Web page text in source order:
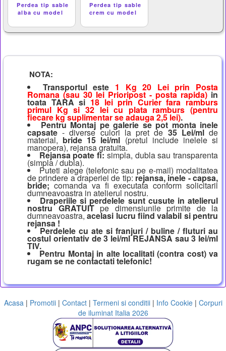
Perdea tip sable
alba cu model
Perdea tip sable
crem cu model
NOTA:
Transportul este 1 Kg 20 Lei prin Posta
Romana (sau 30 lei Prioripost - posta rapida) in
toata TARA si 18 lei prin Curier fara ramburs
primul Kg si 32 lei cu plata ramburs (pentru
fiecare kg suplimentar se adauga 2,5 lei).
Pentru Montaj pe galerie se pot monta inele
capsate - diverse culori la pret de 35 Lei/mlde
material, bride 15 lei/ml (pretul include inelele si
manopera), rejansa gratuita.
Rejansa poate fi: simpla, dubla sau transparenta
(simpla / dubla).
Puteti alege (telefonic sau pe e-mail) modalitatea
de prindere a draperiei de tip: rejansa, inele - capsa,
bride; comanda va fi executata conform solicitarii
dumneavoastra in atelierul nostru.
Draperiile si perdelele sunt cusute in atelierul
nostru GRATUITpe dimensiunile primite de la
dumneavoastra, acelasi lucru fiind valabil si pentru
rejansa !
Perdelele cu ate si franjuri / buline / fluturi au
costul orientativ de 3 lei/ml REJANSA sau 3 lei/ml
TIV.
Pentru Montaj in alte localitati (contra cost) va
rugam se ne contactati telefonic!
Acasa | Promotii| Contact| Termeni si conditii| Info Cookie| Corpuri
de iluminat Italia 2026